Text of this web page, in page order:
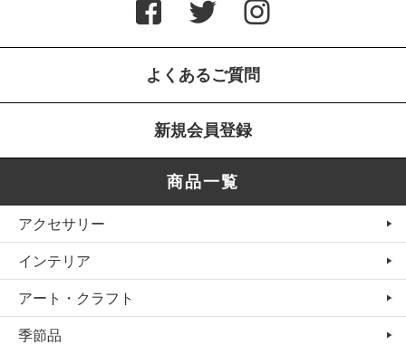
よくあるご質問
新規会員登録
商品一覧
アクセサリー
インテリア
アート・クラフト
季節品